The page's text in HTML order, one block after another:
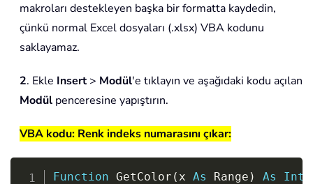
makroları destekleyen başka bir formatta kaydedin,
çünkü normal Excel dosyaları (.xlsx) VBA kodunu
saklayamaz.
2. Ekle Insert> Modül'e tıklayın ve aşağıdaki kodu açılan
Modül penceresine yapıştırın.
VBA kodu: Renk indeks numarasını çıkar:
Function GetColor ( x As Range ) As
Copy